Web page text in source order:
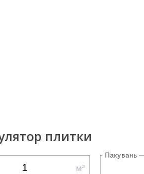
плитки
м²
Пакувань